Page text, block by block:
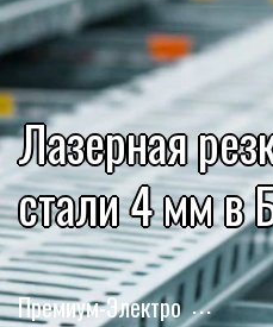
Лазерная
стали 4 мм в
Премиум-Электро